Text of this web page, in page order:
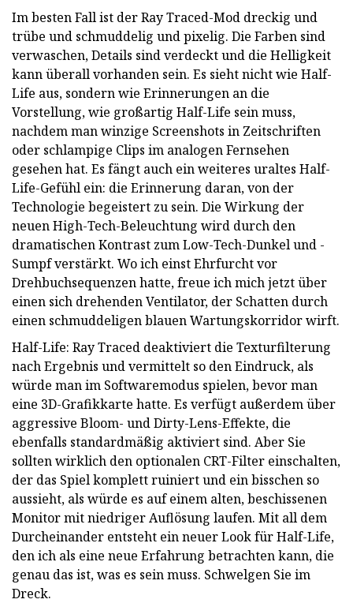
Im besten Fall ist der Ray Traced-Mod dreckig und
trübe und schmuddelig und pixelig. Die Farben sind
verwaschen, Details sind verdeckt und die Helligkeit
kann überall vorhanden sein. Es sieht nicht wie Half-
Life aus, sondern wie Erinnerungen an die
Vorstellung, wie großartig Half-Life sein muss,
nachdem man winzige Screenshots in Zeitschriften
oder schlampige Clips im analogen Fernsehen
gesehen hat. Es fängt auch ein weiteres uraltes Half-
Life-Gefühl ein: die Erinnerung daran, von der
Technologie begeistert zu sein. Die Wirkung der
neuen High-Tech-Beleuchtung wird durch den
dramatischen Kontrast zum Low-Tech-Dunkel und -
Sumpf verstärkt. Wo ich einst Ehrfurcht vor
Drehbuchsequenzen hatte, freue ich mich jetzt über
einen sich drehenden Ventilator, der Schatten durch
einen schmuddeligen blauen Wartungskorridor wirft.
Half-Life: Ray Traced deaktiviert die Texturfilterung
nach Ergebnis und vermittelt so den Eindruck, als
würde man im Softwaremodus spielen, bevor man
eine 3D-Grafikkarte hatte. Es verfügt außerdem über
aggressive Bloom- und Dirty-Lens-Effekte, die
ebenfalls standardmäßig aktiviert sind. Aber Sie
sollten wirklich den optionalen CRT-Filter einschalten,
der das Spiel komplett ruiniert und ein bisschen so
aussieht, als würde es auf einem alten, beschissenen
Monitor mit niedriger Auflösung laufen. Mit all dem
Durcheinander entsteht ein neuer Look für Half-Life,
den ich als eine neue Erfahrung betrachten kann, die
genau das ist, was es sein muss. Schwelgen Sie im
Dreck.